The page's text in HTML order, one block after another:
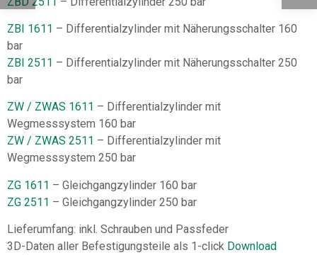
ZBI 1611 – Differentialzylinder mit Näherungsschalter 160
bar
ZBI 2511 – Differentialzylinder mit Näherungsschalter 250
bar
ZW / ZWAS 1611 – Differentialzylinder mit
Wegmesssystem 160 bar
ZW / ZWAS 2511 – Differentialzylinder mit
Wegmesssystem 250 bar
ZG 1611 – Gleichgangzylinder 160 bar
ZG 2511 – Gleichgangzylinder 250 bar
Lieferumfang: inkl. Schrauben und Passfeder
3D-Daten aller Befestigungsteile als 1-click Download